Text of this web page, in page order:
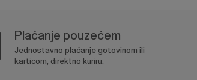
Plaćanje pouzećem
Jednostavno plaćanje gotovinom ili
karticom, direktno kuriru.